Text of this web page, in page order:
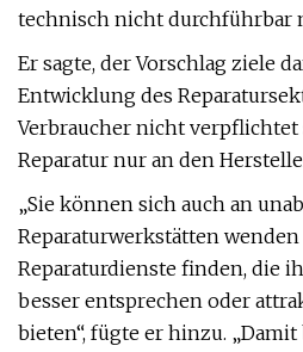
technisch nicht durchführbar
Er sagte, der Vorschlag ziele
Entwicklung des
Verbraucher nicht verpflichtet
Reparatur nur an den
„Sie können sich auch an
Reparaturwerkstätten
Reparaturdienste finden, die
besser entsprechen oder
bieten“, fügte er hinzu.